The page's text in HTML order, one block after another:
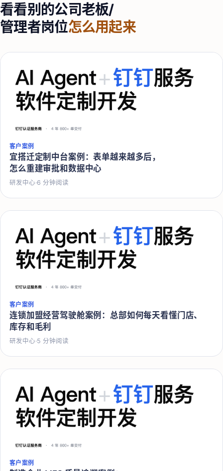
看看别的公司老板/
管理者岗位怎么用起来
客户案例
宜搭迁定制中台案例：表单越来越多后，
怎么重建审批和数据中心
研发中心·6 分钟阅读
客户案例
连锁加盟经营驾驶舱案例：总部如何每天看懂门店、
库存和毛利
研发中心·5 分钟阅读
客户案例